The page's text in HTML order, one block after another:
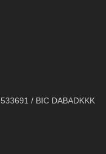
/ BIC DABADKKK